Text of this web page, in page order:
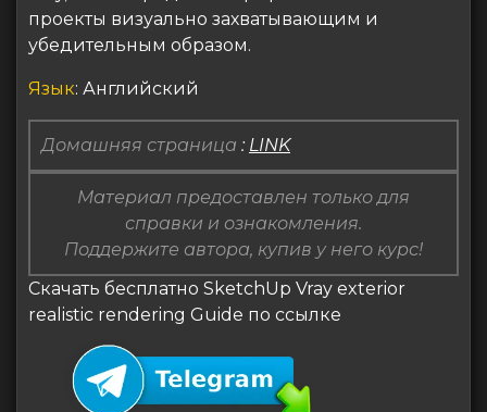
проекты визуально захватывающим и
убедительным образом.
Язык: Английский
Домашняя страница : LINK
Материал предоставлен только для
справки и ознакомления.
Поддержите автора, купив у него курс!
Скачать бесплатно SketchUp Vray exterior
realistic rendering Guide по ссылке